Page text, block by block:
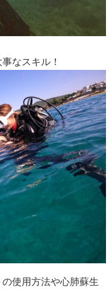
なスキル！
使用方法や心肺蘇生